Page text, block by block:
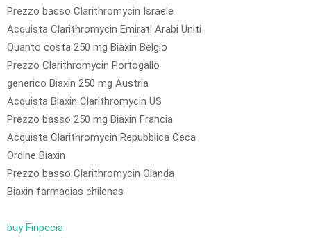
Prezzo basso Clarithromycin Israele
Acquista Clarithromycin Emirati Arabi Uniti
Quanto costa 250 mg Biaxin Belgio
Prezzo Clarithromycin Portogallo
generico Biaxin 250 mg Austria
Acquista Biaxin Clarithromycin US
Prezzo basso 250 mg Biaxin Francia
Acquista Clarithromycin Repubblica Ceca
Ordine Biaxin
Prezzo basso Clarithromycin Olanda
Biaxin farmacias chilenas
buy Finpecia